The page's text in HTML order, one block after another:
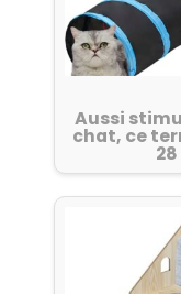
Aussi
chat, ce